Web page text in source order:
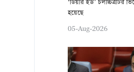
‘ডিয়ার ইউ’ চলচ্চিত্রটির
হয়েছে
05-Aug-2026